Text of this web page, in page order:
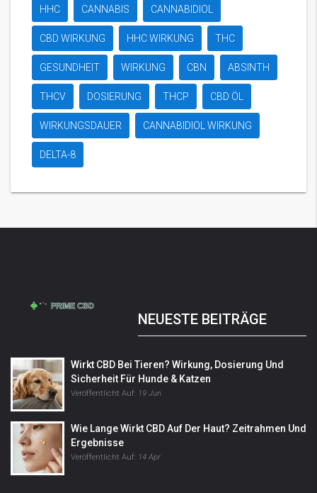
HHC CANNABIS CANNABIDIOL
CBD WIRKUNG HHC WIRKUNG THC
GESUNDHEIT WIRKUNG CBN ABSINTH
THCV DOSIERUNG THCP CBD ÖL
WIRKUNGSDAUER CANNABIDIOL WIRKUNG
DELTA-8
NEUESTE BEITRÄGE
Wirkt CBD Bei Tieren? Wirkung, Dosierung Und
Sicherheit Für Hunde & Katzen
Veröffentlicht Auf: 19 Jun
Wie Lange Wirkt CBD Auf Der Haut? Zeitrahmen Und
Ergebnisse
Veröffentlicht Auf: 14 Apr